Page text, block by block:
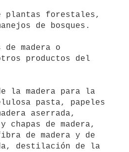
plantas forestales,
de bosques.
madera o
productos del
la madera para la
pasta, papeles
chapas de madera,
destilación de la